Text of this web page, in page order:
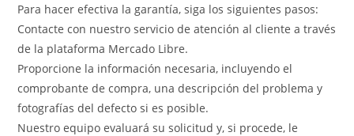
Para hacer efectiva la garantía, siga los siguientes pasos:
Contacte con nuestro servicio de atención al cliente a través
de la plataforma Mercado Libre.
Proporcione la información necesaria, incluyendo el
comprobante de compra, una descripción del problema y
fotografías del defecto si es posible.
Nuestro equipo evaluará su solicitud y, si procede, le